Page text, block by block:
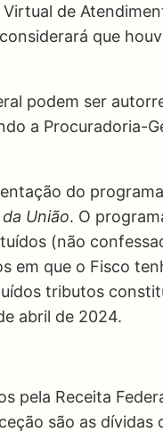
de
que
podem ser
a Procuradoria-
do
União. O
(não
em que o Fisco
tributos
abril de 2024.
pela Receita
são as dívidas